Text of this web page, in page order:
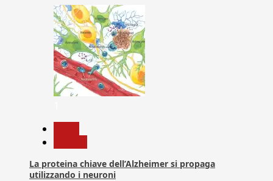
La proteina chiave dell’Alzheimer si propaga
utilizzando i neuroni